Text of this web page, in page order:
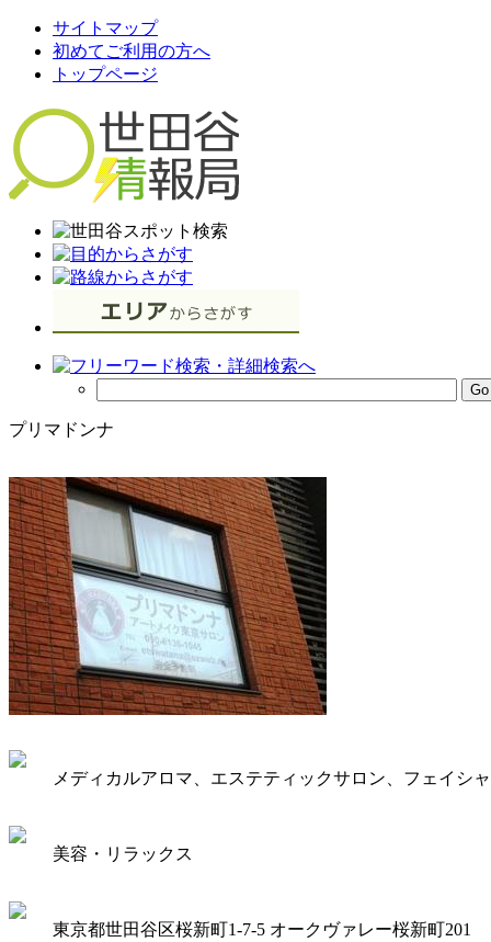
サイトマップ
初めてご利用の方へ
トップページ
プリマドンナ
メディカルアロマ、エステティックサロン、フェイシ
美容・リラックス
東京都世田谷区桜新町1-7-5 オークヴァレー桜新町201